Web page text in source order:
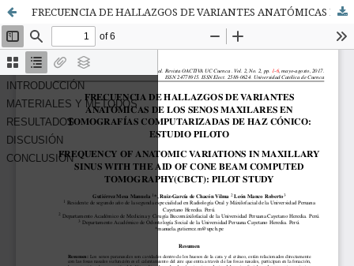
FRECUENCIA DE HALLAZGOS DE VARIANTES ANATÓMICAS DE LOS SENOS MAXILARES EN TOMOGRAFÍAS COMPUTARIZADAS DE HAZ CÓNICO: ESTUDIO PILOTO